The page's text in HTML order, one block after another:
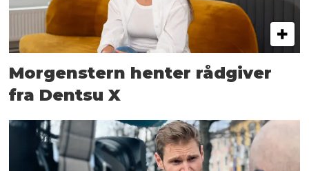
Morgenstern henter rådgiver
fra Dentsu X